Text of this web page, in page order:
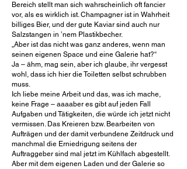
Bereich stellt man sich wahrscheinlich oft fancier
vor, als es wirklich ist. Champagner ist in Wahrheit
billiges Bier, und der gute Kaviar sind auch nur
Salzstangen in ’nem Plastikbecher.
„Aber ist das nicht was ganz anderes, wenn man
seinen eigenen Space und eine Galerie hat?“
Ja – ähm, mag sein, aber ich glaube, ihr vergesst
wohl, dass ich hier die Toiletten selbst schrubben
muss.
Ich liebe meine Arbeit und das, was ich mache,
keine Frage – aaaaber es gibt auf jeden Fall
Aufgaben und Tätigkeiten, die würde ich jetzt nicht
vermissen. Das Kreieren bzw. Bearbeiten von
Aufträgen und der damit verbundene Zeitdruck und
manchmal die Erniedrigung seitens der
Auftraggeber sind mal jetzt im Kühlfach abgestellt.
Aber mit dem eigenen Laden und der Galerie so